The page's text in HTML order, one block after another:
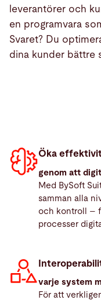
leverantörer och
en programvara
Svaret? Du
dina kunder bättre
Öka
genom att
Med BySoft
samman alla
och kontroll –
processer
varje system
För att